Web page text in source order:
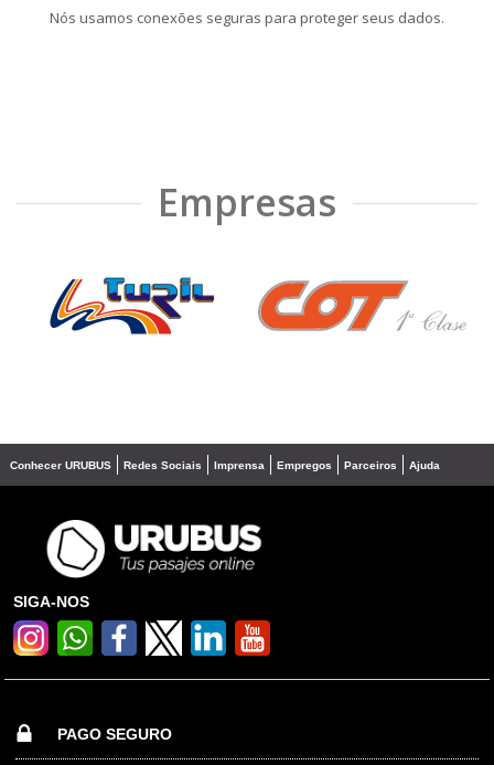
Nós usamos conexões seguras para proteger seus dados.
Empresas
❮ ❯
Conhecer URUBUS Redes Sociais Imprensa Empregos Parceiros Ajuda
SIGA-NOS
PAGO SEGURO